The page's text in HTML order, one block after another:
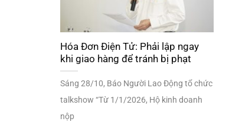
Hóa Đơn Điện Tử: Phải lập ngay
khi giao hàng để tránh bị phạt
Sáng 28/10, Báo Người Lao Động tổ chức
talkshow “Từ 1/1/2026, Hộ kinh doanh
nộp